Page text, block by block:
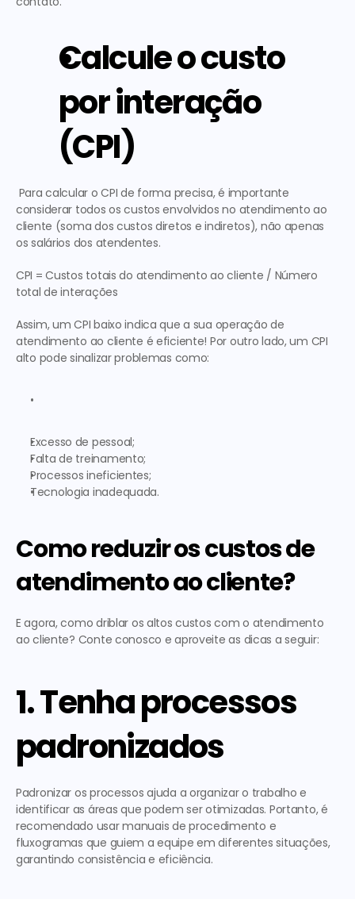
Calcule o custo
por interação
(CPI)
considerar todos os custos envolvidos no atendimento ao
cliente (soma dos custos diretos e indiretos), não apenas
os salários dos atendentes.
CPI = Custos totais do atendimento ao cliente / Número
total de interações
Assim, um CPI baixo indica que a sua operação de
atendimento ao cliente é eficiente! Por outro lado, um CPI
alto pode sinalizar problemas como:
Excesso de pessoal;
Falta de treinamento;
Processos ineficientes;
Tecnologia inadequada.
Como reduzir os custos de
atendimento ao cliente?
E agora, como driblar os altos custos com o atendimento
ao cliente? Conte conosco e aproveite as dicas a seguir:
1. Tenha processos
padronizados
Padronizar os processos ajuda a organizar o trabalho e
identificar as áreas que podem ser otimizadas. Portanto, é
recomendado usar manuais de procedimento e
fluxogramas que guiem a equipe em diferentes situações,
garantindo consistência e eficiência.